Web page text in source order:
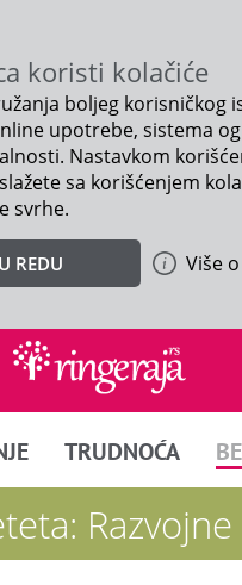
koristi kolačiće
boljeg korisničkog
upotrebe, sistema
Nastavkom
sa korišćenjem
svrhe.
U REDU Više
TRUDNOĆA